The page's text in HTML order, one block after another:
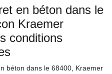
en béton dans le
Kraemer
conditions
béton dans le 68400, Kraemer